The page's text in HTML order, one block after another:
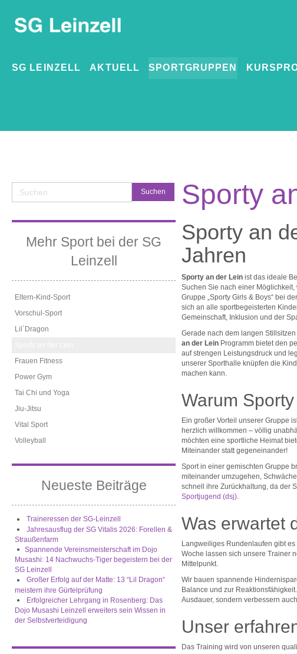
SG LEINZELL AKTUELL SPORTGRUPPEN
Mehr Sport bei der SG
Leinzell
Eltern-Kind-Sport
Vorschul-Sport
Lil´Dragon
Frauen Fitness
Power Gym
Tai Chi und Yoga
Jiu-Jitsu
Vital Sport
Volleyball
Neueste Beiträge
Traineressen der SG-Leinzell
Jahresausflug der SG Vitalis 2026: Forellen &
Straußenfarm
​Spannende Vereinsmeisterschaft im Dojo
Musashi: 14 Nachwuchs-Tiger begeistern bei der
SG Leinzell
Großer Erfolg auf der Matte: 13 “Lil Dragon“
meistern ihre Gürtelprüfung
Erfolgreicher Lehrgang in Rosenberg: Das
Dojo Musashi Leinzell erweiters sein Wissen in
der Selbstverteidigung
Sporty
Sporty an
Jahren
Sporty an der Lein ist das ideale
Suchen Sie nach einer
Gruppe „Sporty Girls & Boys“ bei
sich an alle sportbegeisterten
Gemeinschaft, Inklusion und der
Gerade nach dem langen
an der Lein Programm bietet den
auf strengen Leistungsdruck und
unserer Sporthalle knüpfen die
machen kann.
Warum
Ein großer Vorteil unserer Gruppe
herzlich willkommen – völlig
möchten eine sportliche Heimat
Miteinander statt gegeneinander!
Sport in einer gemischten Gruppe
miteinander umzugehen,
schnell ihre Zurückhaltung, da der
Sportjugend (dsj).
Was erwartet
Langweiliges Rundenlaufen gibt
Woche lassen sich unsere Trainer
Mittelpunkt.
Wir bauen spannende
Balance und zur
Ausdauer, sondern verbessern
Unser
Das Training wird von unseren